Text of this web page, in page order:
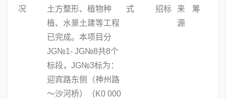
况
土方整形、植物种
植、水景土建等工程
已完成。本项目分
JG№1- JG№8共8个
标段，JG№3标为：
迎宾路东侧（神州路
～沙河桥）（K0 000
式
招标
来
源
筹